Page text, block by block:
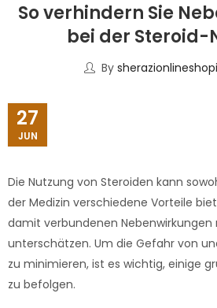
So verhindern Sie
bei der Steroid-
By
27
JUN
Die Nutzung von Steroiden kann
der Medizin verschiedene Vorteile
damit verbundenen Nebenwirkungen
unterschätzen. Um die Gefahr von
zu minimieren, ist es wichtig, einige
zu befolgen.